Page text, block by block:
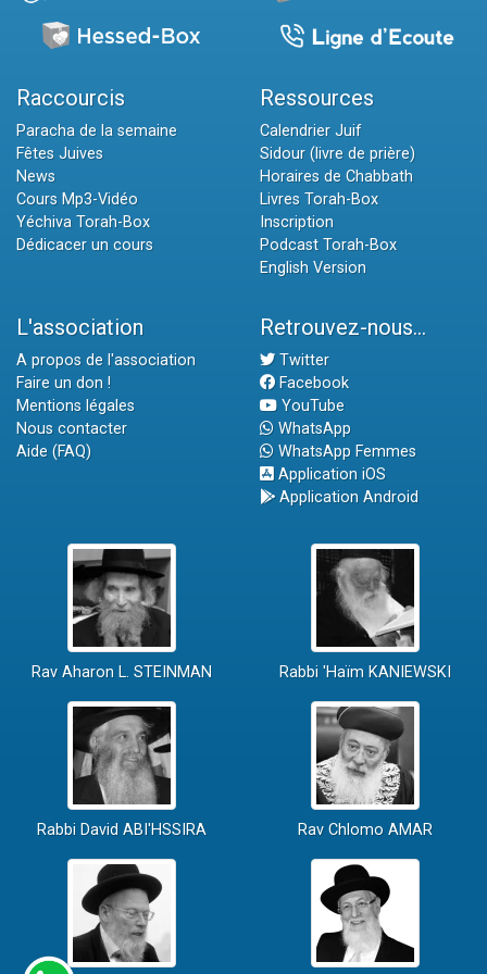
Raccourcis
Paracha de la semaine
Fêtes Juives
News
Cours Mp3-Vidéo
Yéchiva Torah-Box
Dédicacer un cours
Ressources
Calendrier Juif
Sidour (livre de prière)
Horaires de Chabbath
Livres Torah-Box
Inscription
Podcast Torah-Box
English Version
L'association
A propos de l'association
Faire un don !
Mentions légales
Nous contacter
Aide (FAQ)
Retrouvez-nous...
Twitter
Facebook
YouTube
WhatsApp
WhatsApp Femmes
Application iOS
Application Android
Rav Aharon L. STEINMAN Rabbi 'Haïm KANIEWSKI
Rabbi David ABI'HSSIRA Rav Chlomo AMAR